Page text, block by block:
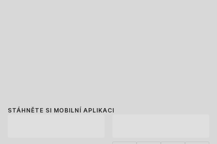
STÁHNĚTE SI MOBILNÍ APLIKACI